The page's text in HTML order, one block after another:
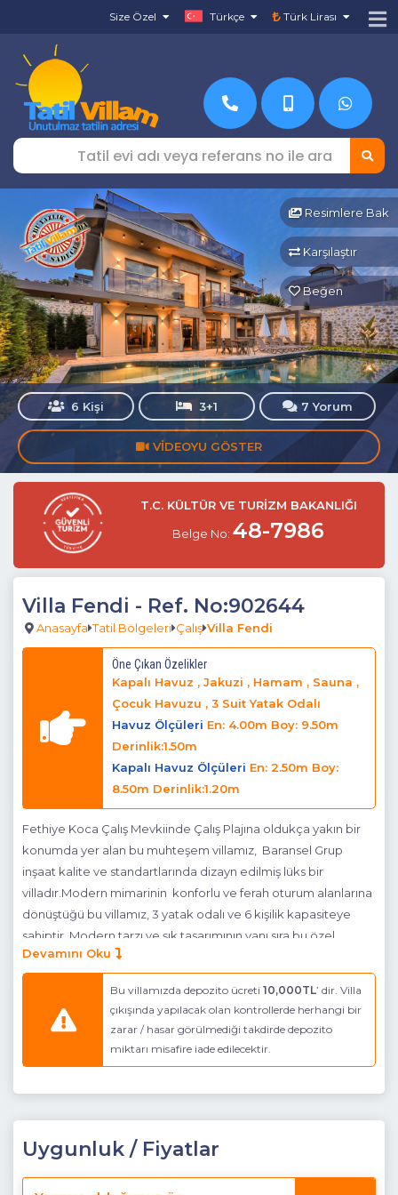
Size Özel Türkçe Türk Lirası
Resimlere Bak
Karşılaştır
Beğen
6 Kişi 3+1 7 Yorum
VIDEOYU GÖSTER
T.C. KÜLTÜR VE TURİZM BAKANLIĞI
Belge No: 48-7986
Villa Fendi - Ref. No:902644
Anasayfa Tatil Bölgeleri Çalış Villa Fendi
Öne Çıkan Özelikler
Kapalı Havuz , Jakuzi , Hamam , Sauna ,
Çocuk Havuzu , 3 Suit Yatak Odalı
Havuz Ölçüleri En: 4.00m Boy: 9.50m
Derinlik:1.50m
Kapalı Havuz Ölçüleri En: 2.50m Boy:
8.50m Derinlik:1.20m
Fethiye Koca Çalış Mevkiinde Çalış Plajına oldukça yakın bir
konumda yer alan bu muhteşem villamız, Baransel Grup
inşaat kalite ve standartlarında dizayn edilmiş lüks bir
villadır.Modern mimarinin konforlu ve ferah oturum alanlarına
dönüştüğü bu villamız, 3 yatak odalı ve 6 kişilik kapasiteye
sahiptir. Modern tarzı ve şık tasarımının yanı sıra bu özel
villamız,Hamam, Sauna, Jakuzi , kapalı havuz
ısıtma sistemimevcuttur. Villamız,Villa Santoni,Villa Lardini
ile yakın konumdadır. Yan yana villa kiralamak
isteyen aile ve arkadaş grupları için en ideal seçeneklerden
misafirlerimizin isteğine göre ücretsiz ( 1 Ekim - 30
ayarlanabilmektedir. Maksimum 25-29 derece) Diğer
aylarda ise haftalık 9000 TL ücret karşılığında hizmete
sunulmaktadır.
Devamını Oku
Bu villamızda depozito ücreti 10,000TL’ dir. Villa
çıkışında yapılacak olan kontrollerde herhangi bir
zarar / hasar görülmediği takdirde depozito
miktarı misafire iade edilecektir.
Uygunluk / Fiyatlar